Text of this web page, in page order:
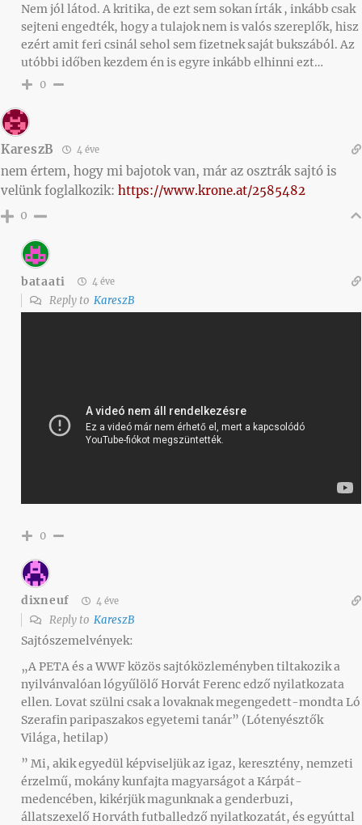
Nem jól látod. A kritika, de ezt sem sokan írták , inkább csak
sejteni engedték, hogy a tulajok nem is valós szereplők, hisz
ezért amit feri csinál sehol sem fizetnek saját bukszából. Az
utóbbi időben kezdem én is egyre inkább elhinni ezt…
0
KareszB 4 éve
nem értem, hogy mi bajotok van, már az osztrák sajtó is
velünk foglalkozik: https://www.krone.at/2585482
0
bataati 4 éve
Reply to KareszB
0
dixneuf 4 éve
Reply to KareszB
Sajtószemelvények:
„A PETA és a WWF közös sajtóközleményben tiltakozik a
nyilvánvalóan lógyűlölő Horvát Ferenc edző nyilatkozata
ellen. Lovat szülni csak a lovaknak megengedett-mondta Ló
Szerafin paripaszakos egyetemi tanár” (Lótenyésztők
Világa, hetilap)
” Mi, akik egyedül képviseljük az igaz, keresztény, nemzeti
érzelmű, mokány kunfajta magyarságot a Kárpát-
medencében, kikérjük magunknak a genderbuzi,
állatszexelő Horváth futballedző nyilatkozatát, és egyúttal